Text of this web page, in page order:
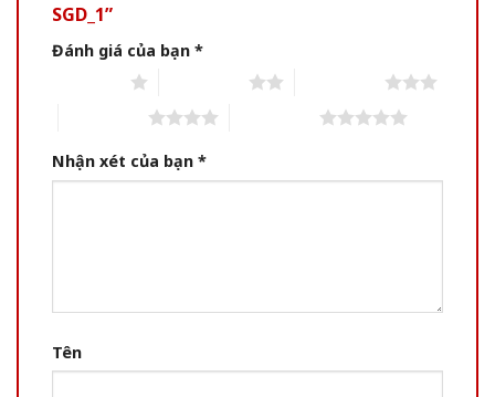
SGD_1”
Đánh giá của bạn *
Nhận xét của bạn *
Tên